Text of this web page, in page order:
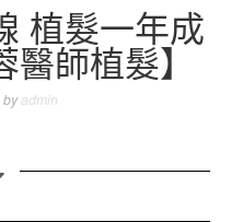
植髮一年成
醫師植髮】
byadmin